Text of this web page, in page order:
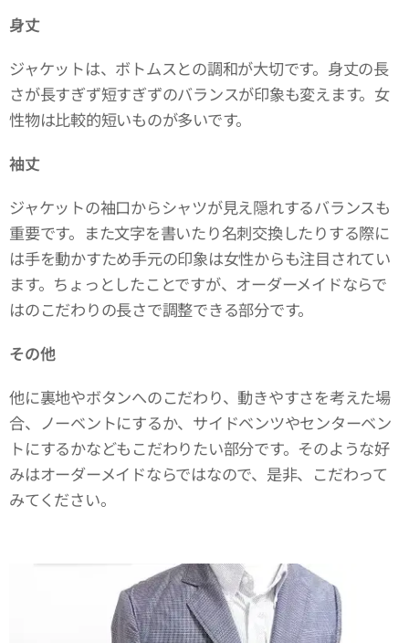
身丈
ジャケットは、ボトムスとの調和が大切です。身丈の長
さが長すぎず短すぎずのバランスが印象も変えます。女
性物は比較的短いものが多いです。
袖丈
ジャケットの袖口からシャツが見え隠れするバランスも
重要です。また文字を書いたり名刺交換したりする際に
は手を動かすため手元の印象は女性からも注目されてい
ます。ちょっとしたことですが、オーダーメイドならで
はのこだわりの長さで調整できる部分です。
その他
他に裏地やボタンへのこだわり、動きやすさを考えた場
合、ノーベントにするか、サイドベンツやセンターベン
トにするかなどもこだわりたい部分です。そのような好
みはオーダーメイドならではなので、是非、こだわって
みてください。